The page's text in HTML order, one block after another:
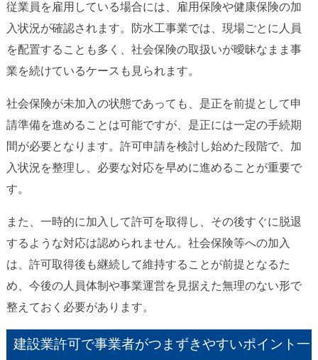
従業員を雇用している場合には、雇用保険や健康保険の加
入状況が確認されます。防水工事業では、現場ごとに人員
を配置することも多く、社会保険の取扱いが曖昧なまま事
業を続けているケースも見られます。
社会保険が未加入の状態であっても、是正を前提として申
請準備を進めることは可能ですが、是正には一定の手続期
間が必要となります。許可申請を検討し始めた段階で、加
入状況を整理し、必要な対応を早めに進めることが重要で
す。
また、一時的に加入して許可を取得し、その後すぐに脱退
するような対応は認められません。社会保険等への加入
は、許可取得後も継続して維持することが前提となるた
め、今後の人員体制や事業運営を見据えた無理のない形で
整えておく必要があります。
建設業許可で事業者がつまずきやすいポイント一